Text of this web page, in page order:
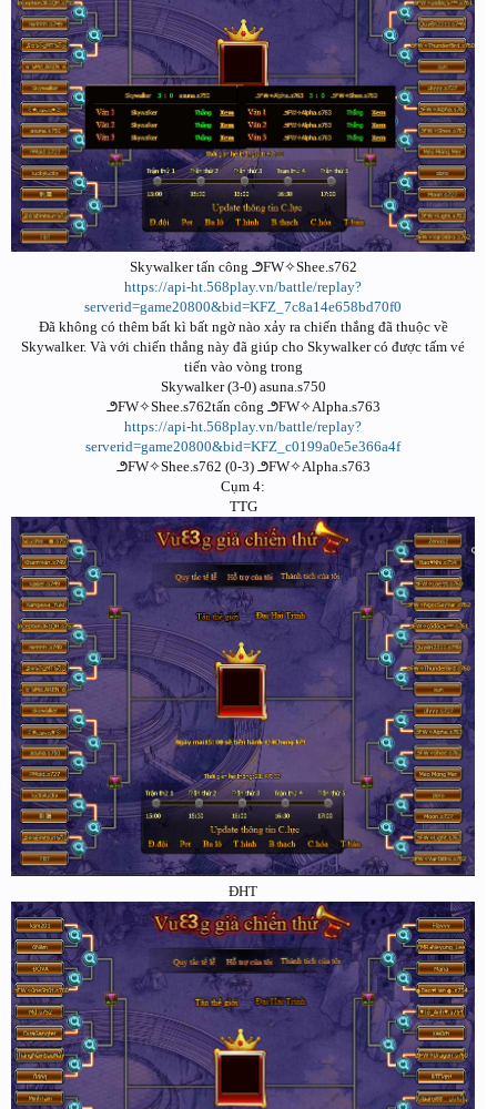
Skywalker tấn công ౨FW✧Shee.s762
https://api-ht.568play.vn/battle/replay?
serverid=game20800&bid=KFZ_7c8a14e658bd70f0
Đã không có thêm bất kì bất ngờ nào xảy ra chiến thắng đã thuộc về
Skywalker. Và với chiến thắng này đã giúp cho Skywalker có được tấm vé
tiến vào vòng trong
Skywalker (3-0) asuna.s750
౨FW✧Shee.s762tấn công ౨FW✧Alpha.s763
https://api-ht.568play.vn/battle/replay?
serverid=game20800&bid=KFZ_c0199a0e5e366a4f
౨FW✧Shee.s762 (0-3) ౨FW✧Alpha.s763
Cụm 4:
TTG
ĐHT